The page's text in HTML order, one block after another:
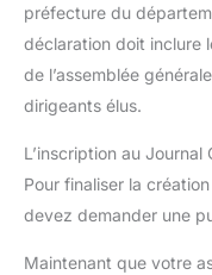
préfecture du
déclaration doit inclure
de l’assemblée
dirigeants élus.
L’inscription au Journal
Pour finaliser la
devez demander une
Maintenant que votre